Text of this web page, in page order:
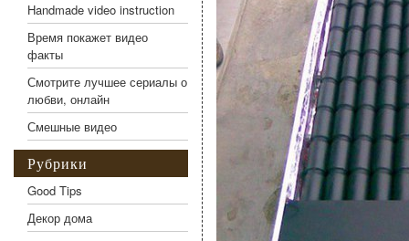
Handmade video instruction
Время покажет видео
факты
Смотрите лучшее сериалы о
любви, онлайн
Смешные видео
Рубрики
Good Tips
Декор дома